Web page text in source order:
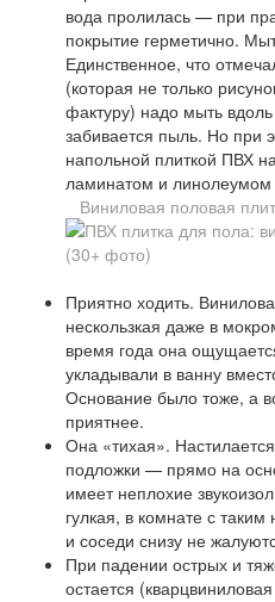
вода пролилась — при
покрытие герметично.
Единственное, что
(которая не только
фактуру) надо мыть
забивается пыль. Но при
напольной плиткой ПВХ
ламинатом и
Виниловая половая
Приятно ходить.
нескользкая даже в
время года она
укладывали в ванну
Основание было тоже, а
приятнее.
Она «тихая».
подложки — прямо на
имеет неплохие
гулкая, в комнате с
и соседи снизу не
При падении острых и
остается